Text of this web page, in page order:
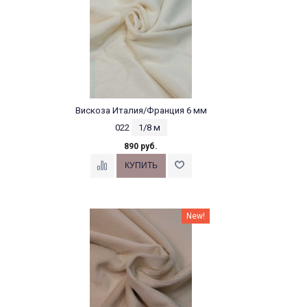
Вискоза Италия/Франция 6 мм
022
1/8 м
890 руб.
New!